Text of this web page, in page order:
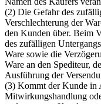
(2) Die Gefahr des
Verschlechterung der
den Kunden über. Beim
des zufälligen
Ware sowie die
Ware an den Spediteur,
Ausführung der
(3) Kommt der Kunde in
Mitwirkungshandlung